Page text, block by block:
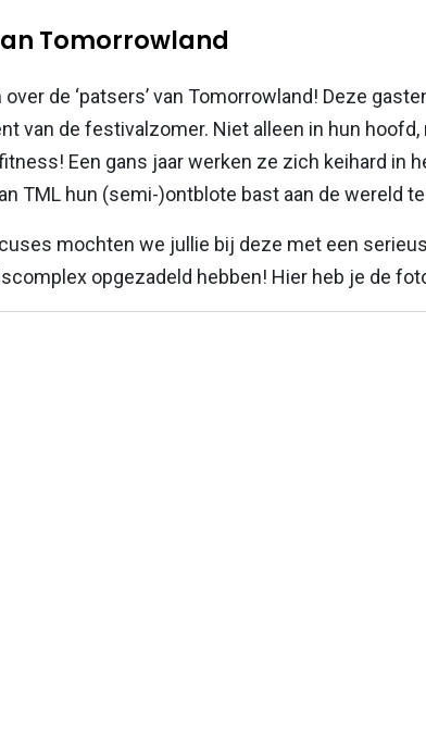
Tomorrowland
de ‘patsers’ van Tomorrowland! Deze
van de festivalzomer. Niet alleen in hun hoofd,
Een gans jaar werken ze zich keihard in
TML hun (semi-)ontblote bast aan de wereld
mochten we jullie bij deze met een serieus
opgezadeld hebben! Hier heb je de